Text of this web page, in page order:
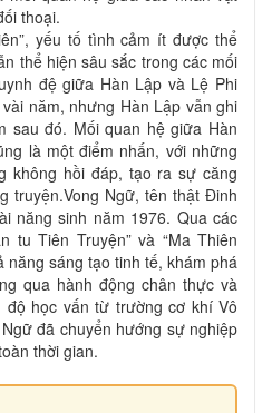
thoại.
yếu tố tình cảm ít được thể
thể hiện sâu sắc trong các mối
đệ giữa Hàn Lập và Lệ Phi
năm, nhưng Hàn Lập vẫn ghi
sau đó. Mối quan hệ giữa Hàn
là một điểm nhấn, với những
không hồi đáp, tạo ra sự căng
truyện.Vong Ngữ, tên thật Đinh
năng sinh năm 1976. Qua các
tu Tiên Truyện” và “Ma Thiên
năng sáng tạo tinh tế, khám phá
qua hành động chân thực và
độ học vấn từ trường cơ khí Vô
đã chuyển hướng sự nghiệp
thời gian.